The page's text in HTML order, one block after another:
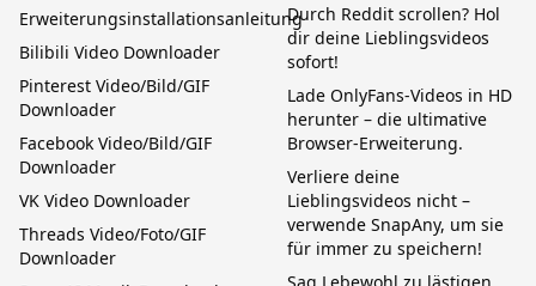
Erweiterungsinstallationsanleitung
Bilibili Video Downloader
Pinterest Video/Bild/GIF
Downloader
Facebook Video/Bild/GIF
Downloader
VK Video Downloader
Threads Video/Foto/GIF
Downloader
Durch Reddit scrollen? Hol
dir deine Lieblingsvideos
sofort!
Lade OnlyFans-Videos in HD
herunter – die ultimative
Browser-Erweiterung.
Verliere deine
Lieblingsvideos nicht –
verwende SnapAny, um sie
für immer zu speichern!